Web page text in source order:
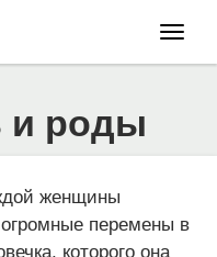
и роды
женщины
перемены в
которого она